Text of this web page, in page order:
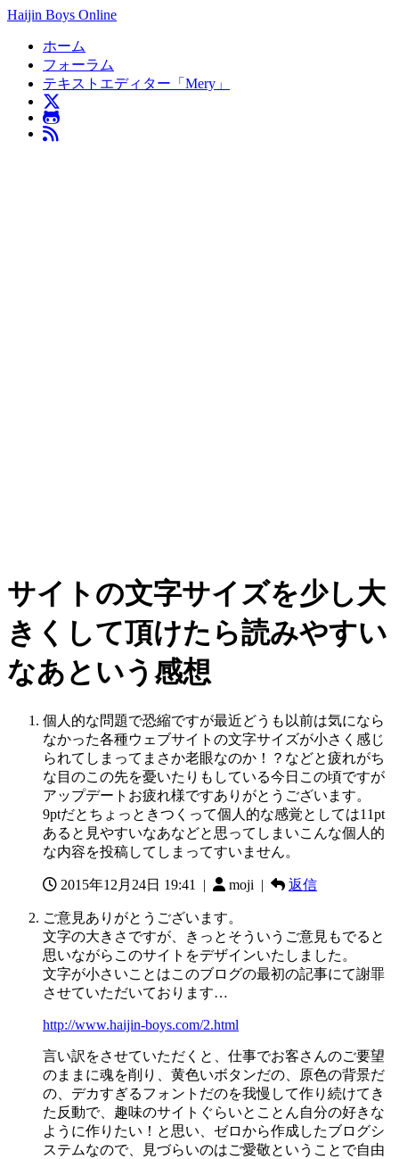
Haijin Boys Online
ホーム
フォーラム
テキストエディター「Mery」
サイトの文字サイズを少し大
きくして頂けたら読みやすい
なあという感想
個人的な問題で恐縮ですが最近どうも以前は気になら
なかった各種ウェブサイトの文字サイズが小さく感じ
られてしまってまさか老眼なのか！？などと疲れがち
な目のこの先を憂いたりもしている今日この頃ですが
アップデートお疲れ様ですありがとうございます。
9ptだとちょっときつくって個人的な感覚としては11pt
あると見やすいなあなどと思ってしまいこんな個人的
な内容を投稿してしまってすいません。
2015年12月24日 19:41 | moji | 返信
ご意見ありがとうございます。
文字の大きさですが、きっとそういうご意見もでると
思いながらこのサイトをデザインいたしました。
文字が小さいことはこのブログの最初の記事にて謝罪
させていただいております…
http://www.haijin-boys.com/2.html
言い訳をさせていただくと、仕事でお客さんのご要望
のままに魂を削り、黄色いボタンだの、原色の背景だ
の、デカすぎるフォントだのを我慢して作り続けてき
た反動で、趣味のサイトぐらいとことん自分の好きな
ように作りたい！と思い、ゼロから作成したブログシ
ステムなので、見づらいのはご愛敬ということで自由